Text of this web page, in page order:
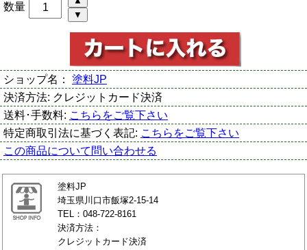
数量
ショップ名： 塗料JP
決済方法: クレジットカード決済
送料･手数料: こちらをご覧下さい
特定商取引法に基づく表記: こちらをご覧下さい
この商品について問い合わせる
塗料JP
埼玉県川口市飯塚2-15-14
TEL：048-722-8161
決済方法：
クレジットカード決済